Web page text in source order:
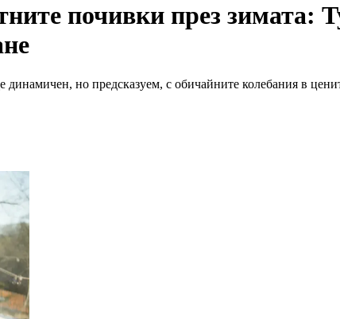
почивки през зимата:
динамичен, но предсказуем, с обичайните колебания в